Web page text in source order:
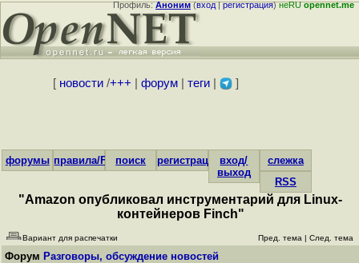
Профиль:Аноним(вход|регистрация)неRUopennet.me
[ новости/+++ форум| теги| ]
форумы правила/FAQпоиск регистрациявход/
выход
слежка
RSS
"Amazon опубликовал инструментарий для Linux-
контейнеров Finch"
Вариант для распечатки Пред. тема | След. тема
Форум Разговоры, обсуждение новостей